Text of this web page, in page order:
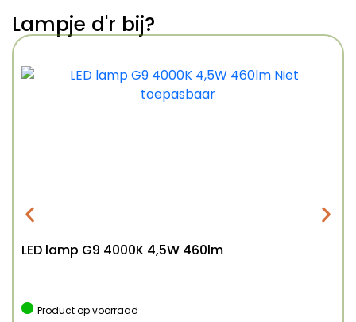
Lampje d'r bij?
LED lamp G9 4000K 4,5W 460lm
Product op voorraad